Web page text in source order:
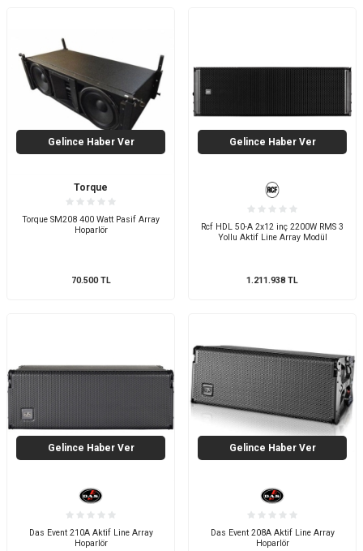
Torque
Torque SM208 400 Watt Pasif Array
Hoparlör
70.500TL
Gelince Haber Ver
Rcf HDL 50-A 2x12 inç 2200W RMS 3
Yollu Aktif Line Array Modül
1.211.938 TL
Gelince Haber Ver
Das Event 210A Aktif Line Array
Hoparlör
Gelince Haber Ver
Das Event 208A Aktif Line Array
Hoparlör
Gelince Haber Ver